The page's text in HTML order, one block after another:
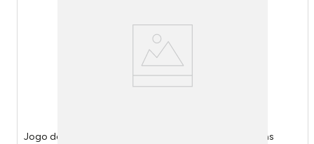
Jogo de Copos Caldereta Brahma Chopp Vidro 2 Peças